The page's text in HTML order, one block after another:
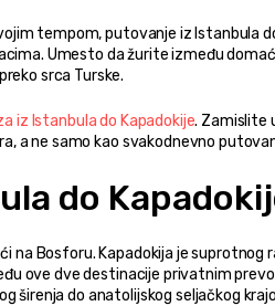
tempom, putovanje iz Istanbula
Umesto da žurite između
srca Turske.
iz Istanbula do Kapadokije. Zamislite
a ne samo kao svakodnevno
do
na Bosforu. Kapadokija je
ove dve destinacije privatnim
širenja do anatolijskog seljačkog